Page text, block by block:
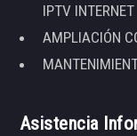
IPTV INTERNET
AMPLIACIÓN
Asistencia